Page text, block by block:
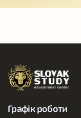
Графік роботи